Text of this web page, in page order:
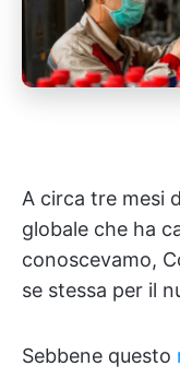
A circa tre mesi
globale che ha
conoscevamo,
se stessa per il
Sebbene questo